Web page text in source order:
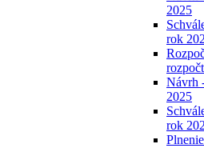
2025
rok
Návrh
2025
rok